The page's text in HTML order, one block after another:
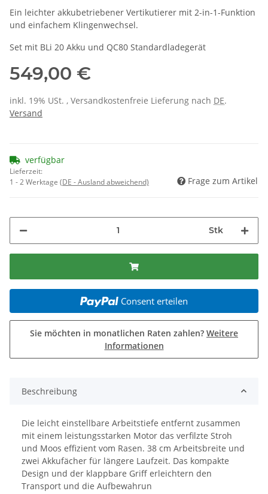
Ein leichter akkubetriebener Vertikutierer mit 2-in-1-Funktion
und einfachem Klingenwechsel.
Set mit BLi 20 Akku und QC80 Standardladegerät
549,00 €
inkl. 19% USt. , Versandkostenfreie Lieferung nach DE.
Versand
verfügbar
Lieferzeit:
1 - 2 Werktage (DE - Ausland abweichend) Frage zum Artikel
Stk
Consent erteilen
Sie möchten in monatlichen Raten zahlen? Weitere
Informationen
Beschreibung
Die leicht einstellbare Arbeitstiefe entfernt zusammen
mit einem leistungsstarken Motor das verfilzte Stroh
und Moos effizient vom Rasen. 38 cm Arbeitsbreite und
zwei Akkufächer für längere Laufzeit. Das kompakte
Design und der klappbare Griff erleichtern den
Transport und die Aufbewahrun